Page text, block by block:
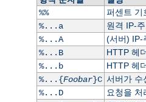
%%
퍼센트 기
%...a
원격 IP-
%...A
(서버) IP-
%...B
HTTP 헤
%...b
HTTP 헤
%...{Foobar}C 서버가 수
%...D
요청을 처